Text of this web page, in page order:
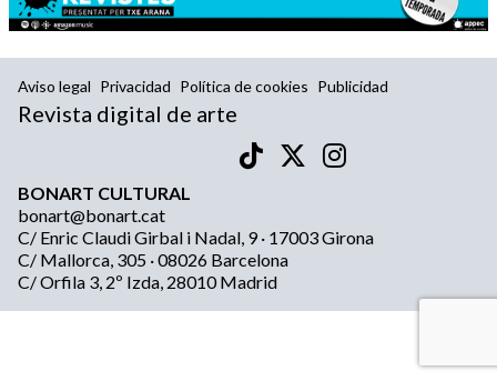
Aviso legal Privacidad Política de cookies Publicidad
Revista digital de arte
BONART CULTURAL
bonart@bonart.cat
C/ Enric Claudi Girbal i Nadal, 9 · 17003 Girona
C/ Mallorca, 305 · 08026 Barcelona
C/ Orfila 3, 2º Izda, 28010 Madrid